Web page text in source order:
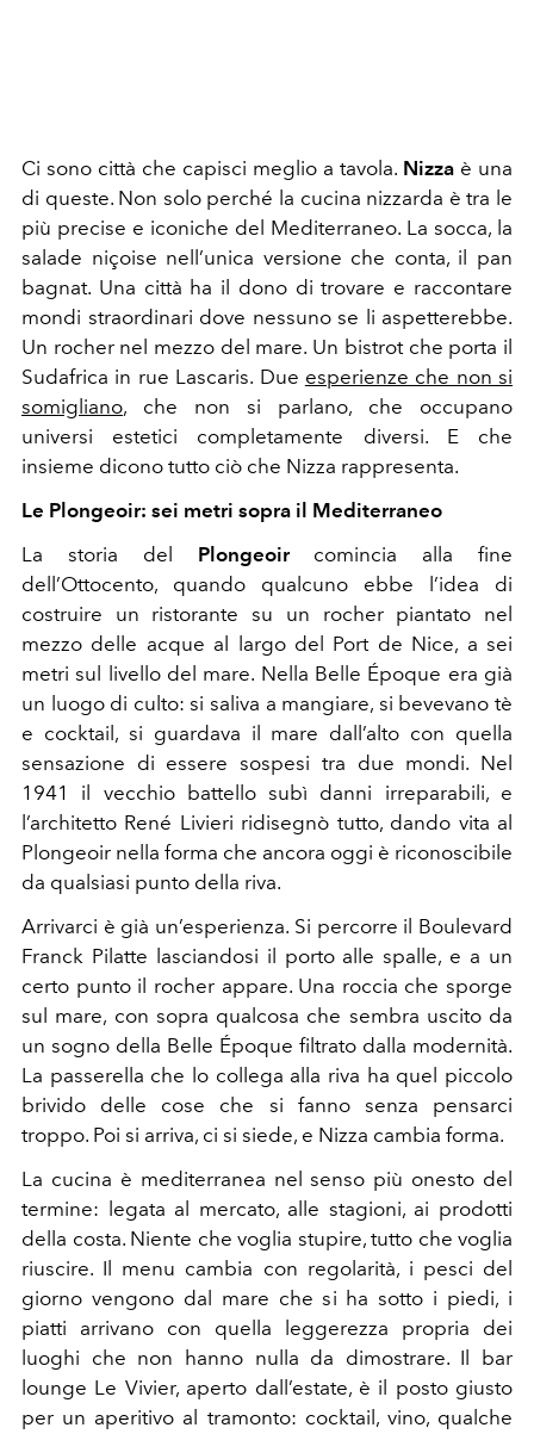
Ci sono città che capisci meglio a tavola. Nizza è una
di queste. Non solo perché la cucina nizzarda è tra le
più precise e iconiche del Mediterraneo. La socca, la
salade niçoise nell’unica versione che conta, il pan
bagnat. Una città ha il dono di trovare e raccontare
mondi straordinari dove nessuno se li aspetterebbe.
Un rocher nel mezzo del mare. Un bistrot che porta il
Sudafrica in rue Lascaris. Due esperienze che non si
somigliano, che non si parlano, che occupano
universi estetici completamente diversi. E che
insieme dicono tutto ciò che Nizza rappresenta.
Le Plongeoir: sei metri sopra il Mediterraneo
La storia del Plongeoircomincia alla fine
dell’Ottocento, quando qualcuno ebbe l’idea di
costruire un ristorante su un rocher piantato nel
mezzo delle acque al largo del Port de Nice, a sei
metri sul livello del mare. Nella Belle Époque era già
un luogo di culto: si saliva a mangiare, si bevevano tè
e cocktail, si guardava il mare dall’alto con quella
sensazione di essere sospesi tra due mondi. Nel
1941 il vecchio battello subì danni irreparabili, e
l’architetto René Livieri ridisegnò tutto, dando vita al
Plongeoir nella forma che ancora oggi è riconoscibile
da qualsiasi punto della riva.
Arrivarci è già un’esperienza. Si percorre il Boulevard
Franck Pilatte lasciandosi il porto alle spalle, e a un
certo punto il rocher appare. Una roccia che sporge
sul mare, con sopra qualcosa che sembra uscito da
un sogno della Belle Époque filtrato dalla modernità.
La passerella che lo collega alla riva ha quel piccolo
brivido delle cose che si fanno senza pensarci
troppo. Poi si arriva, ci si siede, e Nizza cambia forma.
La cucina è mediterranea nel senso più onesto del
termine: legata al mercato, alle stagioni, ai prodotti
della costa. Niente che voglia stupire, tutto che voglia
riuscire. Il menu cambia con regolarità, i pesci del
giorno vengono dal mare che si ha sotto i piedi, i
piatti arrivano con quella leggerezza propria dei
luoghi che non hanno nulla da dimostrare. Il bar
lounge Le Vivier, aperto dall’estate, è il posto giusto
per un aperitivo al tramonto: cocktail, vino, qualche